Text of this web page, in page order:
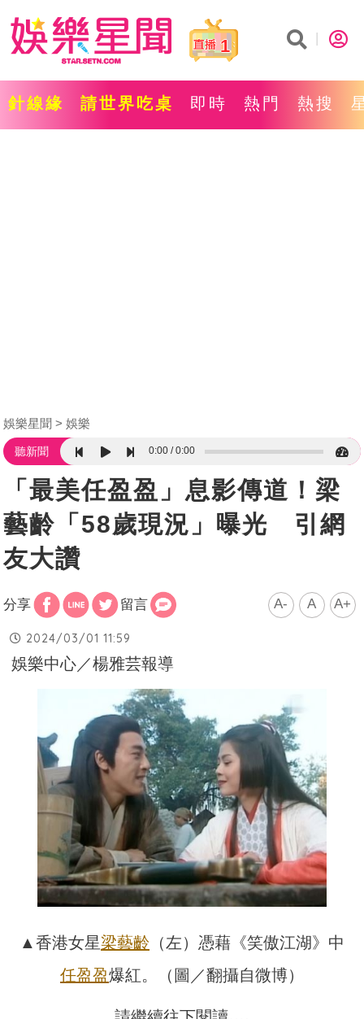
1
針線緣 請世界吃桌 即時 熱門 熱搜
娛樂星聞 娛樂
聽新聞 0:00 0:00
「最美任盈盈」息影傳道！梁
藝齡「58歲現況」曝光 引網
友大讚
分享 留言 A- A A+
2024/03/01 11:59
娛樂中心／楊雅芸報導
▲香港女星梁藝齡 （左）憑藉《笑傲江湖》中
任盈盈爆紅。（圖／翻攝自微博）